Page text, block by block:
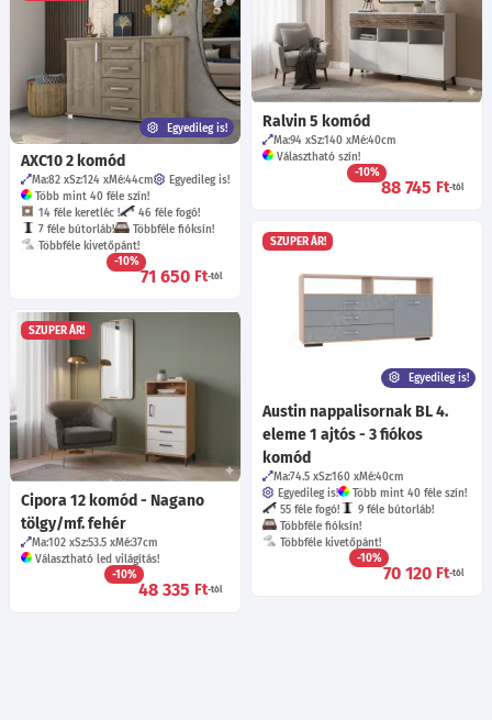
Ralvin 5 komód
Ma:94 Sz:140 Mé:40cm
Választható szín!
-10%
88 745 Ft-tól
Egyedileg is!
AXC10 2 komód
Ma:82 Sz:124 Mé:44cm
Egyedileg is!
Több mint 40 féle szín!
14 féle keretléc !
46 féle fogó!
7 féle bútorláb!
Többféle fióksín!
Többféle kivetőpánt!
-10%
71 650 Ft-tól
SZUPER ÁR!
Egyedileg is!
Austin nappalisornak BL 4.
eleme 1 ajtós - 3 fiókos
komód
Ma:74.5 Sz:160 Mé:40cm
Egyedileg is!
Több mint 40 féle szín!
55 féle fogó!
9 féle bútorláb!
Többféle fióksín!
Többféle kivetőpánt!
-10%
70 120 Ft-tól
SZUPER ÁR!
Cipora 12 komód - Nagano
tölgy/mf. fehér
Ma:102 Sz:53.5 Mé:37cm
Választható led világítás!
-10%
48 335 Ft-tól